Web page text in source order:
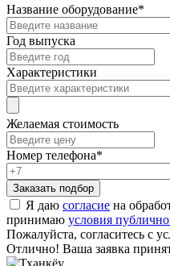
Название оборудование*
Год выпуска
Характеристики
Желаемая стоимость
Номер телефона*
Я даю согласие на
принимаю условия
Пожалуйста, согласитесь с
Отлично! Ваша заявка